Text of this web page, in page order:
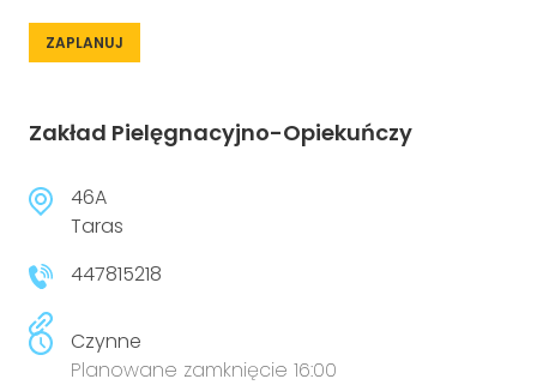
ZAPLANUJ
Zakład Pielęgnacyjno-Opiekuńczy
46A
Taras
447815218
Czynne
Planowane zamknięcie 16:00